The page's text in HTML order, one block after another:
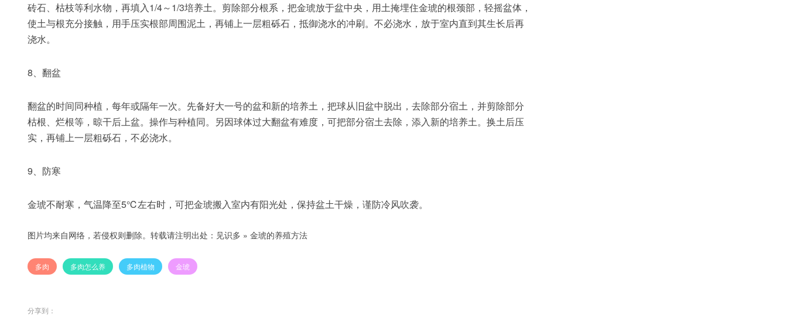
砖石、枯枝等利水物，再填入1/4～1/3培养土。剪除部分根系，把金琥放于盆中央，用土掩埋住金琥的根颈部，轻摇盆体，
使土与根充分接触，用手压实根部周围泥土，再铺上一层粗砾石，抵御浇水的冲刷。不必浇水，放于室内直到其生长后再
浇水。
8、翻盆
翻盆的时间同种植，每年或隔年一次。先备好大一号的盆和新的培养土，把球从旧盆中脱出，去除部分宿土，并剪除部分
枯根、烂根等，晾干后上盆。操作与种植同。另因球体过大翻盆有难度，可把部分宿土去除，添入新的培养土。换土后压
实，再铺上一层粗砾石，不必浇水。
9、防寒
金琥不耐寒，气温降至5℃左右时，可把金琥搬入室内有阳光处，保持盆土干燥，谨防冷风吹袭。
图片均来自网络，若侵权则删除。转载请注明出处： 见识多 » 金琥的养殖方法
多肉 多肉怎么养 多肉植物 金琥
分享到：